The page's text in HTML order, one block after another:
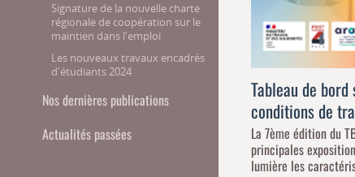
Signature de la nouvelle charte
régionale de coopération sur le
maintien dans l'emploi
Les nouveaux travaux encadrés
d'étudiants 2024
Nos dernières publications
Actualités passées
Tableau de
conditions de
La 7ème édition du
principales
lumière les